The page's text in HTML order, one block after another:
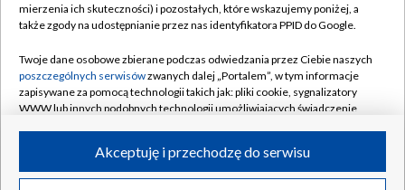
Naziemna Telewizja Cyfrowa
Rada Programowa
System NOS
Informacje o nadawcy
Program dla prasy
Pomoc
Kontakt
Kanały
©2026 Telewizja Polska S.A. w likwidacji
mierzenia ich skuteczności) i pozostałych, które wskazujemy poniżej, a
także zgody na udostępnianie przez nas identyfikatora PPID do Google.
Twoje dane osobowe zbierane podczas odwiedzania przez Ciebie naszych
poszczególnych serwisówzwanych dalej „Portalem”, w tym informacje
zapisywane za pomocą technologii takich jak: pliki cookie, sygnalizatory
WWW lub innych podobnych technologii umożliwiających świadczenie
ruchu w Internecie.Akceptuję i przechodzę do serwisu